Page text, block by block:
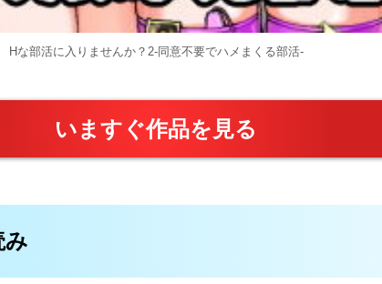
Hな部活に入りませんか？2-同意不要でハメまくる部活-
いますぐ作品を見る
み